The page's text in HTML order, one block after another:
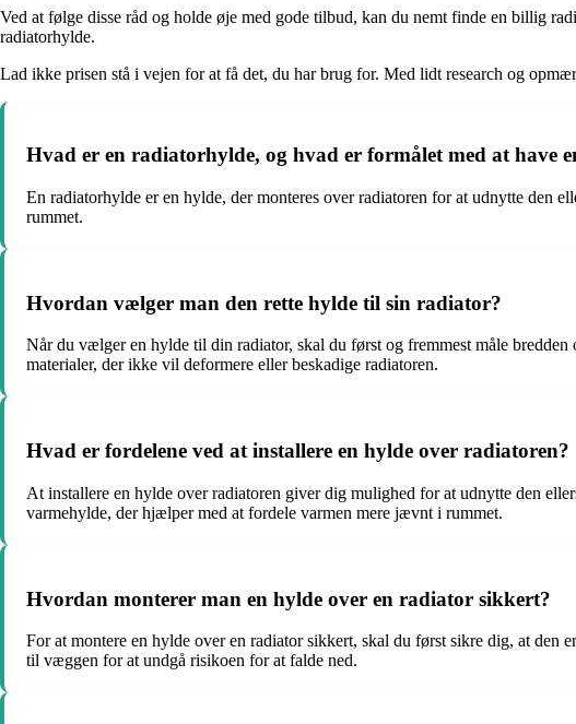
Ved at følge disse råd og holde øje med gode tilbud, kan du nemt finde en billig
radiatorhylde.
Lad ikke prisen stå i vejen for at få det, du har brug for. Med lidt research og
Hvad er en radiatorhylde, og hvad er formålet med at have
En radiatorhylde er en hylde, der monteres over radiatoren for at udnytte den
rummet.
Hvordan vælger man den rette hylde til sin radiator?
Når du vælger en hylde til din radiator, skal du først og fremmest måle
materialer, der ikke vil deformere eller beskadige radiatoren.
Hvad er fordelene ved at installere en hylde over radiatoren?
At installere en hylde over radiatoren giver dig mulighed for at udnytte den
varmehylde, der hjælper med at fordele varmen mere jævnt i rummet.
Hvordan monterer man en hylde over en radiator sikkert?
For at montere en hylde over en radiator sikkert, skal du først sikre dig, at den
til væggen for at undgå risikoen for at falde ned.